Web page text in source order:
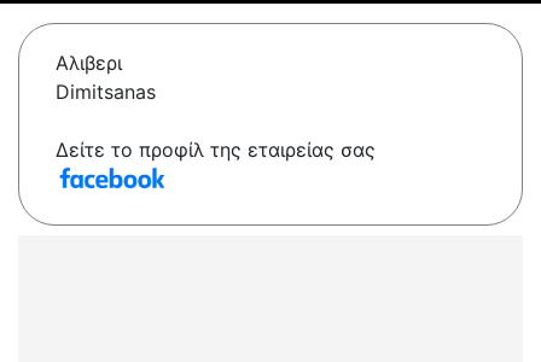
Αλιβερι
Dimitsanas
Δείτε το προφίλ της εταιρείας σας